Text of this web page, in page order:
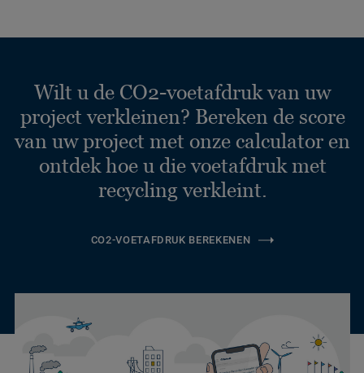
Wilt u de CO2-voetafdruk van uw
project verkleinen? Bereken de score
van uw project met onze calculator en
ontdek hoe u die voetafdruk met
recycling verkleint.
CO2-VOETAFDRUK BEREKENEN